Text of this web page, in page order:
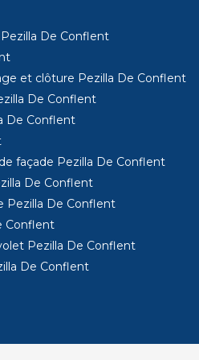
De Conflent
et clôture Pezilla De Conflent
De Conflent
De Conflent
façade Pezilla De Conflent
De Conflent
Pezilla De Conflent
Conflent
Pezilla De Conflent
De Conflent